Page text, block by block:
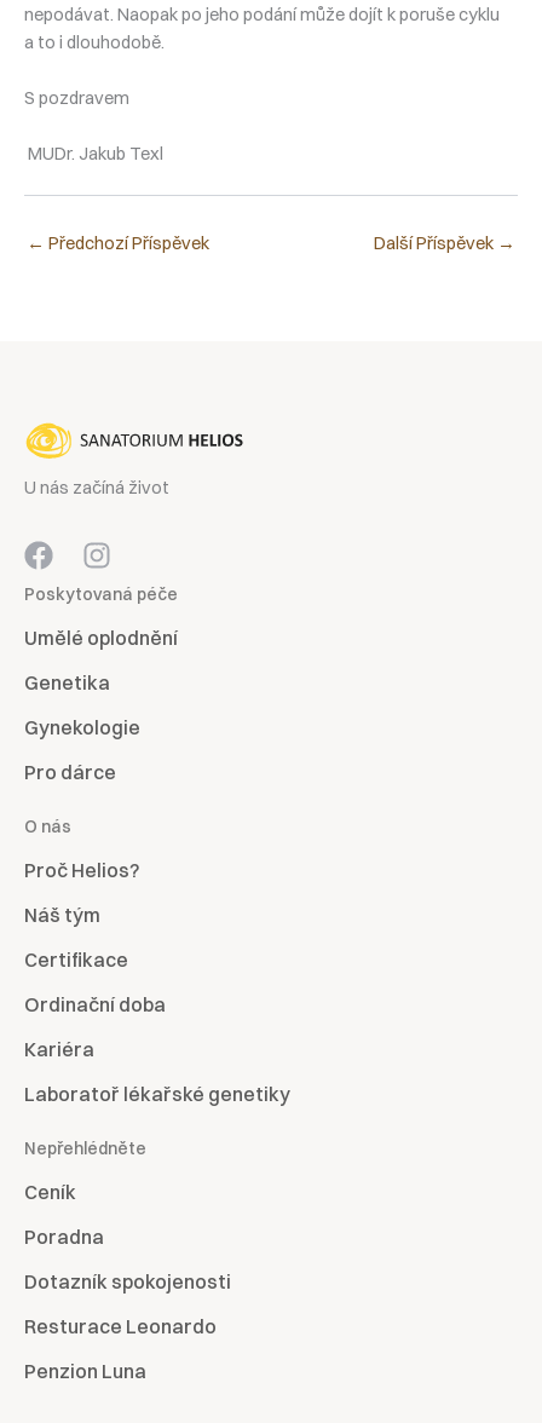
nepodávat. Naopak po jeho podání může dojít k poruše cyklu
a to i dlouhodobě.
S pozdravem
MUDr. Jakub Texl
← Předchozí Příspěvek Další Příspěvek →
U nás začíná život
Poskytovaná péče
Umělé oplodnění
Genetika
Gynekologie
Pro dárce
O nás
Proč Helios?
Náš tým
Certifikace
Ordinační doba
Kariéra
Laboratoř lékařské genetiky
Nepřehlédněte
Ceník
Poradna
Dotazník spokojenosti
Resturace Leonardo
Penzion Luna